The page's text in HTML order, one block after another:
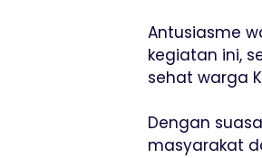
Antusiasme
kegiatan ini,
sehat warga
Dengan
masyarakat